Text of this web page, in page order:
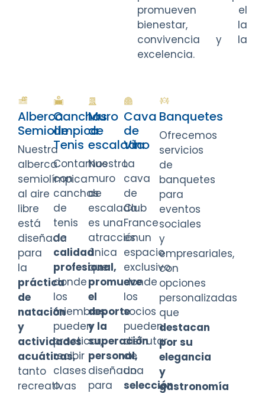
promueven el
bienestar, la
convivencia y la
excelencia.
Alberca
Semiolímpica
Nuestra
alberca
semiolímpica
al aire
libre
está
diseñada
para
la
práctica
de
natación
y
actividades
acuáticas,
tanto
recreativas
Canchas
de
Tenis
Contamos
con
canchas
de
tenis
de
calidad
profesional,
donde
los
miembros
pueden
practicar,
recibir
clases
o
Muro
de
escalada
Nuestro
muro
de
escalada
es una
atracción
única
que
promueve
el
deporte
y la
superación
personal,
diseñado
para
Cava
de
Vino
La
cava
de
Club
France
es un
espacio
exclusivo
donde
los
socios
pueden
disfrutar
de
una
selección
Banquetes
Ofrecemos
servicios
de
banquetes
para
eventos
sociales
y
empresariales,
con
opciones
personalizadas
que
destacan
por su
elegancia
y
gastronomía